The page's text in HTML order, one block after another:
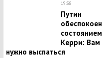
19:38
Путин
обеспокоен
состоянием
Керри: Вам
нужно выспаться